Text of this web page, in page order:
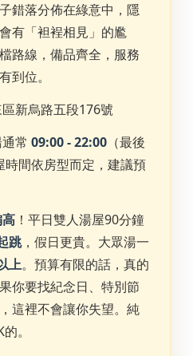
錯落分佈在綠意中，隱
有「袒裎相見」的尷
路線，備品齊全，服務
到位。
新烏路五段176號
常 09:00 - 22:00 （最後
時間依房型而定，建議預
！平日雙人湯屋90分鐘
跳，假日更貴。大眾湯一
上。預算有限的話，真的
你要找紀念日、特別節
這裡不會讓你失望。純
。